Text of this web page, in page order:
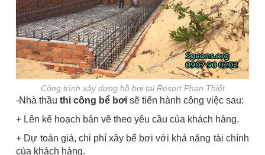
Công trình xây dựng hồ bơi tại Resort Phan Thiết
-Nhà thầu thi công bể bơi sẽ tiến hành công việc sau:
+ Lên kế hoạch bản vẽ theo yêu cầu của khách hàng.
+ Dự toán giá, chi phí xây bể bơi với khả năng tài chính
của khách hàng.